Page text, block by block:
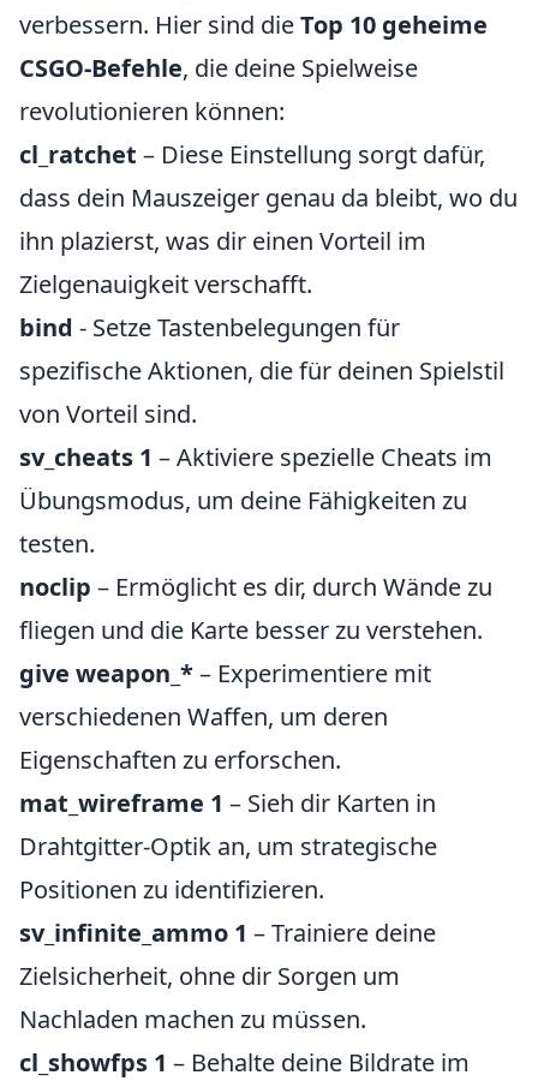
verbessern. Hier sind dieTop 10 geheime
CSGO-Befehle, die deine Spielweise
revolutionieren können:
cl_ratchet – Diese Einstellung sorgt dafür,
dass dein Mauszeiger genau da bleibt, wo du
ihn plazierst, was dir einen Vorteil im
Zielgenauigkeit verschafft.
bind - Setze Tastenbelegungen für
spezifische Aktionen, die für deinen Spielstil
von Vorteil sind.
sv_cheats 1 – Aktiviere spezielle Cheats im
Übungsmodus, um deine Fähigkeiten zu
testen.
noclip – Ermöglicht es dir, durch Wände zu
fliegen und die Karte besser zu verstehen.
give weapon_*– Experimentiere mit
verschiedenen Waffen, um deren
Eigenschaften zu erforschen.
mat_wireframe 1 – Sieh dir Karten in
Drahtgitter-Optik an, um strategische
Positionen zu identifizieren.
sv_infinite_ammo 1 – Trainiere deine
Zielsicherheit, ohne dir Sorgen um
Nachladen machen zu müssen.
cl_showfps 1 – Behalte deine Bildrate im